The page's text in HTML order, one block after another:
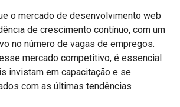
o mercado de desenvolvimento web
de crescimento contínuo, com um
no número de vagas de empregos.
mercado competitivo, é essencial
invistam em capacitação e se
com as últimas tendências